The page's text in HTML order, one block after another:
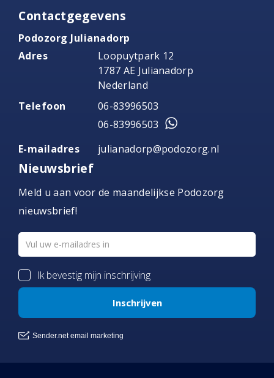
Contactgegevens
Podozorg Julianadorp
Adres
Loopuytpark 12
1787 AE Julianadorp
Nederland
Telefoon
06-83996503
06-83996503
E-mailadres
julianadorp@podozorg.nl
Nieuwsbrief
Meld u aan voor de maandelijkse Podozorg
nieuwsbrief!